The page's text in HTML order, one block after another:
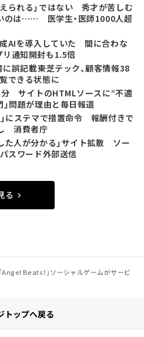
られる」ではない 秀才が苦しむ
いのは…… 医学生・医師1000人超
成AIを導入していた 間に合わな
通知開封も1.5倍
誤記載――東芝テック、顧客情報38
できる状態に
分 サイトのHTMLソースに“不適
問題が理由と毎日報道
にステマで措置命令 報酬付きで
消費者庁
た人が分かる」サイト拡散 ソー
スワード外部送信
る
「Angel Beats！」ソーシャルゲームがサービ
トップへ戻る